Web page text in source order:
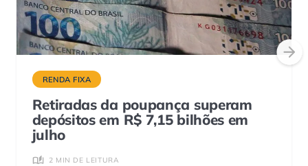
RENDA FIXA
Retiradas da poupança superam
depósitos em R$ 7,15 bilhões em
julho
2 MIN DE LEITURA